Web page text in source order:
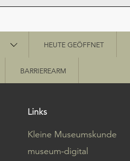
HEUTE GEÖFFNET
BARRIEREARM
Links
Kleine Museumskunde
museum-digital